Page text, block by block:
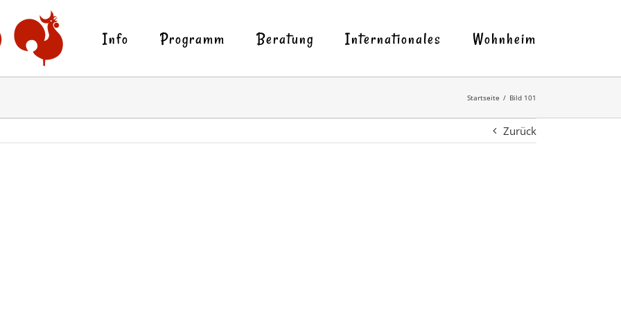
Info Programm Beratung Internationales Wohnheim
Startseite Bild 101
Zurück